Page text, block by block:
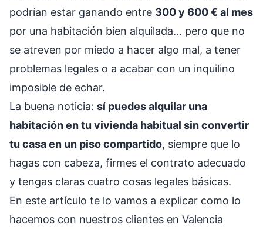
podrían estar ganando entre 300 y 600 € al mes
por una habitación bien alquilada… pero que no
se atreven por miedo a hacer algo mal, a tener
problemas legales o a acabar con un inquilino
imposible de echar.
La buena noticia: sí puedes alquilar una
habitación en tu vivienda habitual sin convertir
tu casa en un piso compartido, siempre que lo
hagas con cabeza, firmes el contrato adecuado
y tengas claras cuatro cosas legales básicas.
En este artículo te lo vamos a explicar como lo
hacemos con nuestros clientes en Valencia